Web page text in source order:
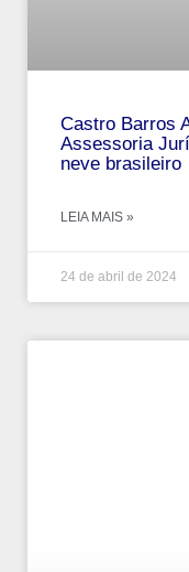
Castro Barros
Assessoria
neve brasileiro
LEIA MAIS »
24 de abril de 2024